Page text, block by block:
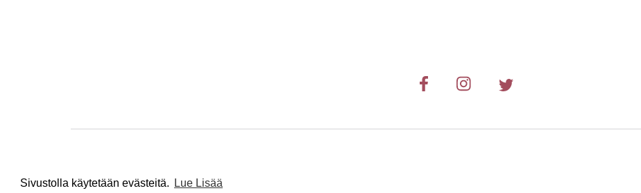
Sivustolla käytetään evästeitä. Lue Lisää